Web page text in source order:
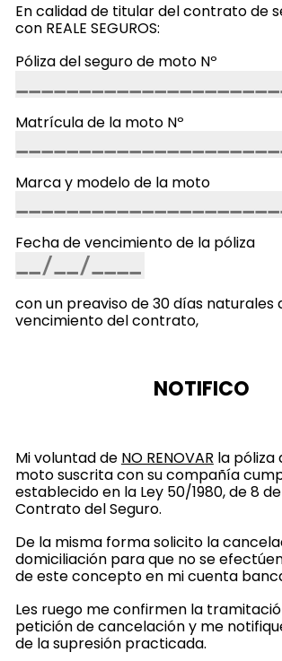
En calidad de titular del contrato de
con REALE SEGUROS:
Póliza del seguro de moto Nº
Matrícula de la moto Nº
Marca y modelo de la moto
Fecha de vencimiento de la póliza
con un preaviso de 30 días naturales
vencimiento del contrato,
NOTIFICO
Mi voluntad de NO RENOVAR la póliza
moto suscrita con su compañía
establecido en la Ley 50/1980, de 8
Contrato del Seguro.
De la misma forma solicito la
domiciliación para que no se
de este concepto en mi cuenta
Les ruego me confirmen la
petición de cancelación y me
de la supresión practicada.